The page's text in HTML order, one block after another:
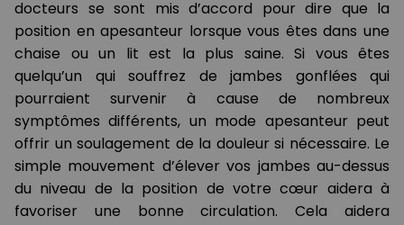
docteurs se sont mis d’accord pour dire que la
position en apesanteur lorsque vous êtes dans une
chaise ou un lit est la plus saine. Si vous êtes
quelqu’un qui souffrez de jambes gonflées qui
pourraient survenir à cause de nombreux
symptômes différents, un mode apesanteur peut
offrir un soulagement de la douleur si nécessaire. Le
simple mouvement d’élever vos jambes au-dessus
du niveau de la position de votre cœur aidera à
favoriser une bonne circulation. Cela aidera